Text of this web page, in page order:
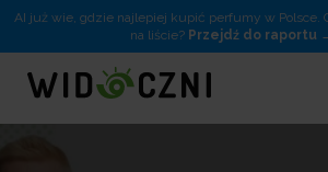
AI już wie, gdzie najlepiej kupić perfumy w Polsce.
na liście? Przejdź do raportu